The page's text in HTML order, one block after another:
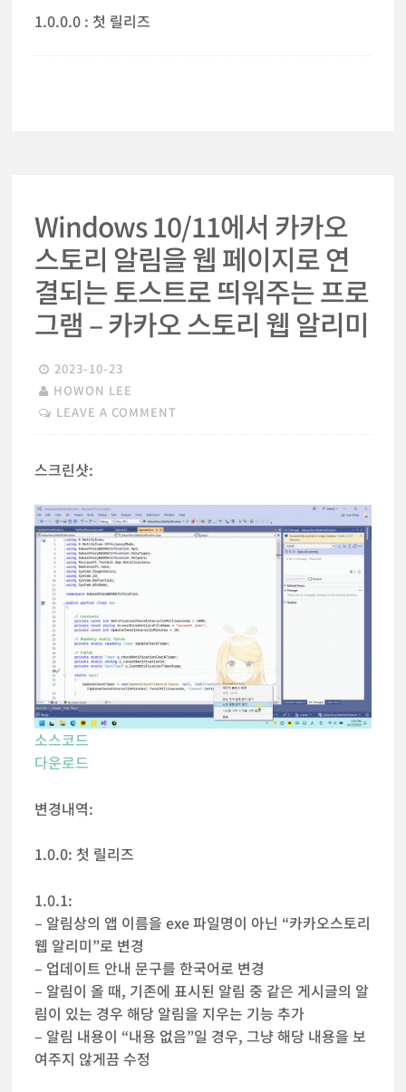
1.0.0.0 : 첫 릴리즈
Windows 10/11에서 카카오
스토리 알림을 웹 페이지로 연
결되는 토스트로 띄워주는 프로
그램 – 카카오 스토리 웹 알리미
2023-10-23
HOWON LEE
LEAVE A COMMENT
스크린샷:
소스코드
다운로드
변경내역:
1.0.0: 첫 릴리즈
1.0.1:
– 알림상의 앱 이름을 exe 파일명이 아닌 “카카오스토리
웹 알리미”로 변경
– 업데이트 안내 문구를 한국어로 변경
– 알림이 올 때, 기존에 표시된 알림 중 같은 게시글의 알
림이 있는 경우 해당 알림을 지우는 기능 추가
– 알림 내용이 “내용 없음”일 경우, 그냥 해당 내용을 보
여주지 않게끔 수정